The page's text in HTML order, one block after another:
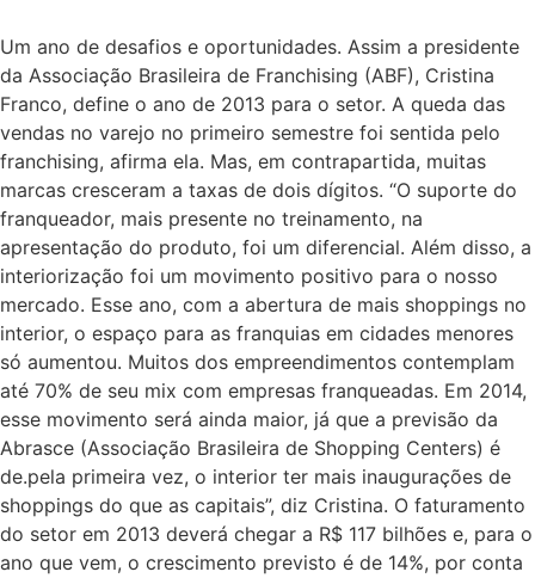
Um ano de desafios e oportunidades. Assim a presidente
da Associação Brasileira de Franchising (ABF), Cristina
Franco, define o ano de 2013 para o setor. A queda das
vendas no varejo no primeiro semestre foi sentida pelo
franchising, afirma ela. Mas, em contrapartida, muitas
marcas cresceram a taxas de dois dígitos. “O suporte do
franqueador, mais presente no treinamento, na
apresentação do produto, foi um diferencial. Além disso, a
interiorização foi um movimento positivo para o nosso
mercado. Esse ano, com a abertura de mais shoppings no
interior, o espaço para as franquias em cidades menores
só aumentou. Muitos dos empreendimentos contemplam
até 70% de seu mix com empresas franqueadas. Em 2014,
esse movimento será ainda maior, já que a previsão da
Abrasce (Associação Brasileira de Shopping Centers) é
de.pela primeira vez, o interior ter mais inaugurações de
shoppings do que as capitais”, diz Cristina. O faturamento
do setor em 2013 deverá chegar a R$ 117 bilhões e, para o
ano que vem, o crescimento previsto é de 14%, por conta